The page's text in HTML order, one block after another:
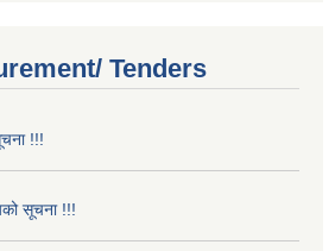
Tenders
!!!
सूचना !!!